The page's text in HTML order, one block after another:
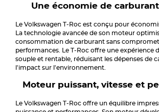
Une économie de
Le Volkswagen T-Roc est conçu pour
La technologie avancée de son moteur
consommation de carburant sans
performances. Le T-Roc offre une expérience
souple et rentable, réduisant les dépenses de
l'impact sur l'environnement.
Moteur puissant, vitesse et
Le Volkswagen T-Roc offre un équilibre